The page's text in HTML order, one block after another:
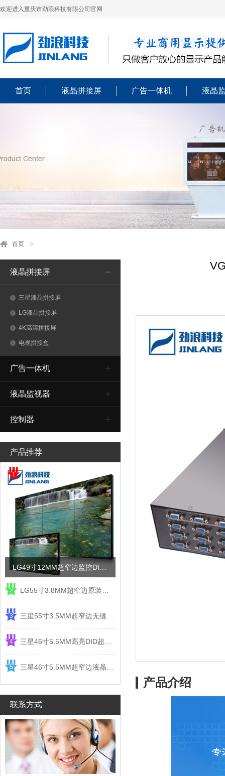
欢迎进入重庆市劲浪科技有限公司官网
首页 液晶拼接屏 广告一体机 液晶
首页
液晶拼接屏
三星液晶拼接屏
LG液晶拼接屏
4K高清拼接屏
电视拼接盒
广告一体机
液晶监视器
控制器
产品推荐
1
2
3
4
5
联系方式
产品介绍